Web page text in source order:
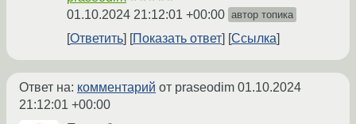
01.10.2024 21:12:01 +00:00 автор топика
Ответить Показать ответ Ссылка
Ответ на: комментарий от praseodim 01.10.2024
21:12:01 +00:00